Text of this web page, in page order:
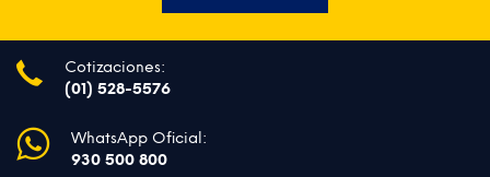
Cotizaciones:
(01) 528-5576
WhatsApp Oficial:
930 500 800